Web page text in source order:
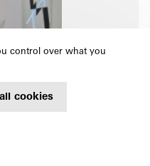
brut n°1,
Blue n°3,
control over what you
cookies